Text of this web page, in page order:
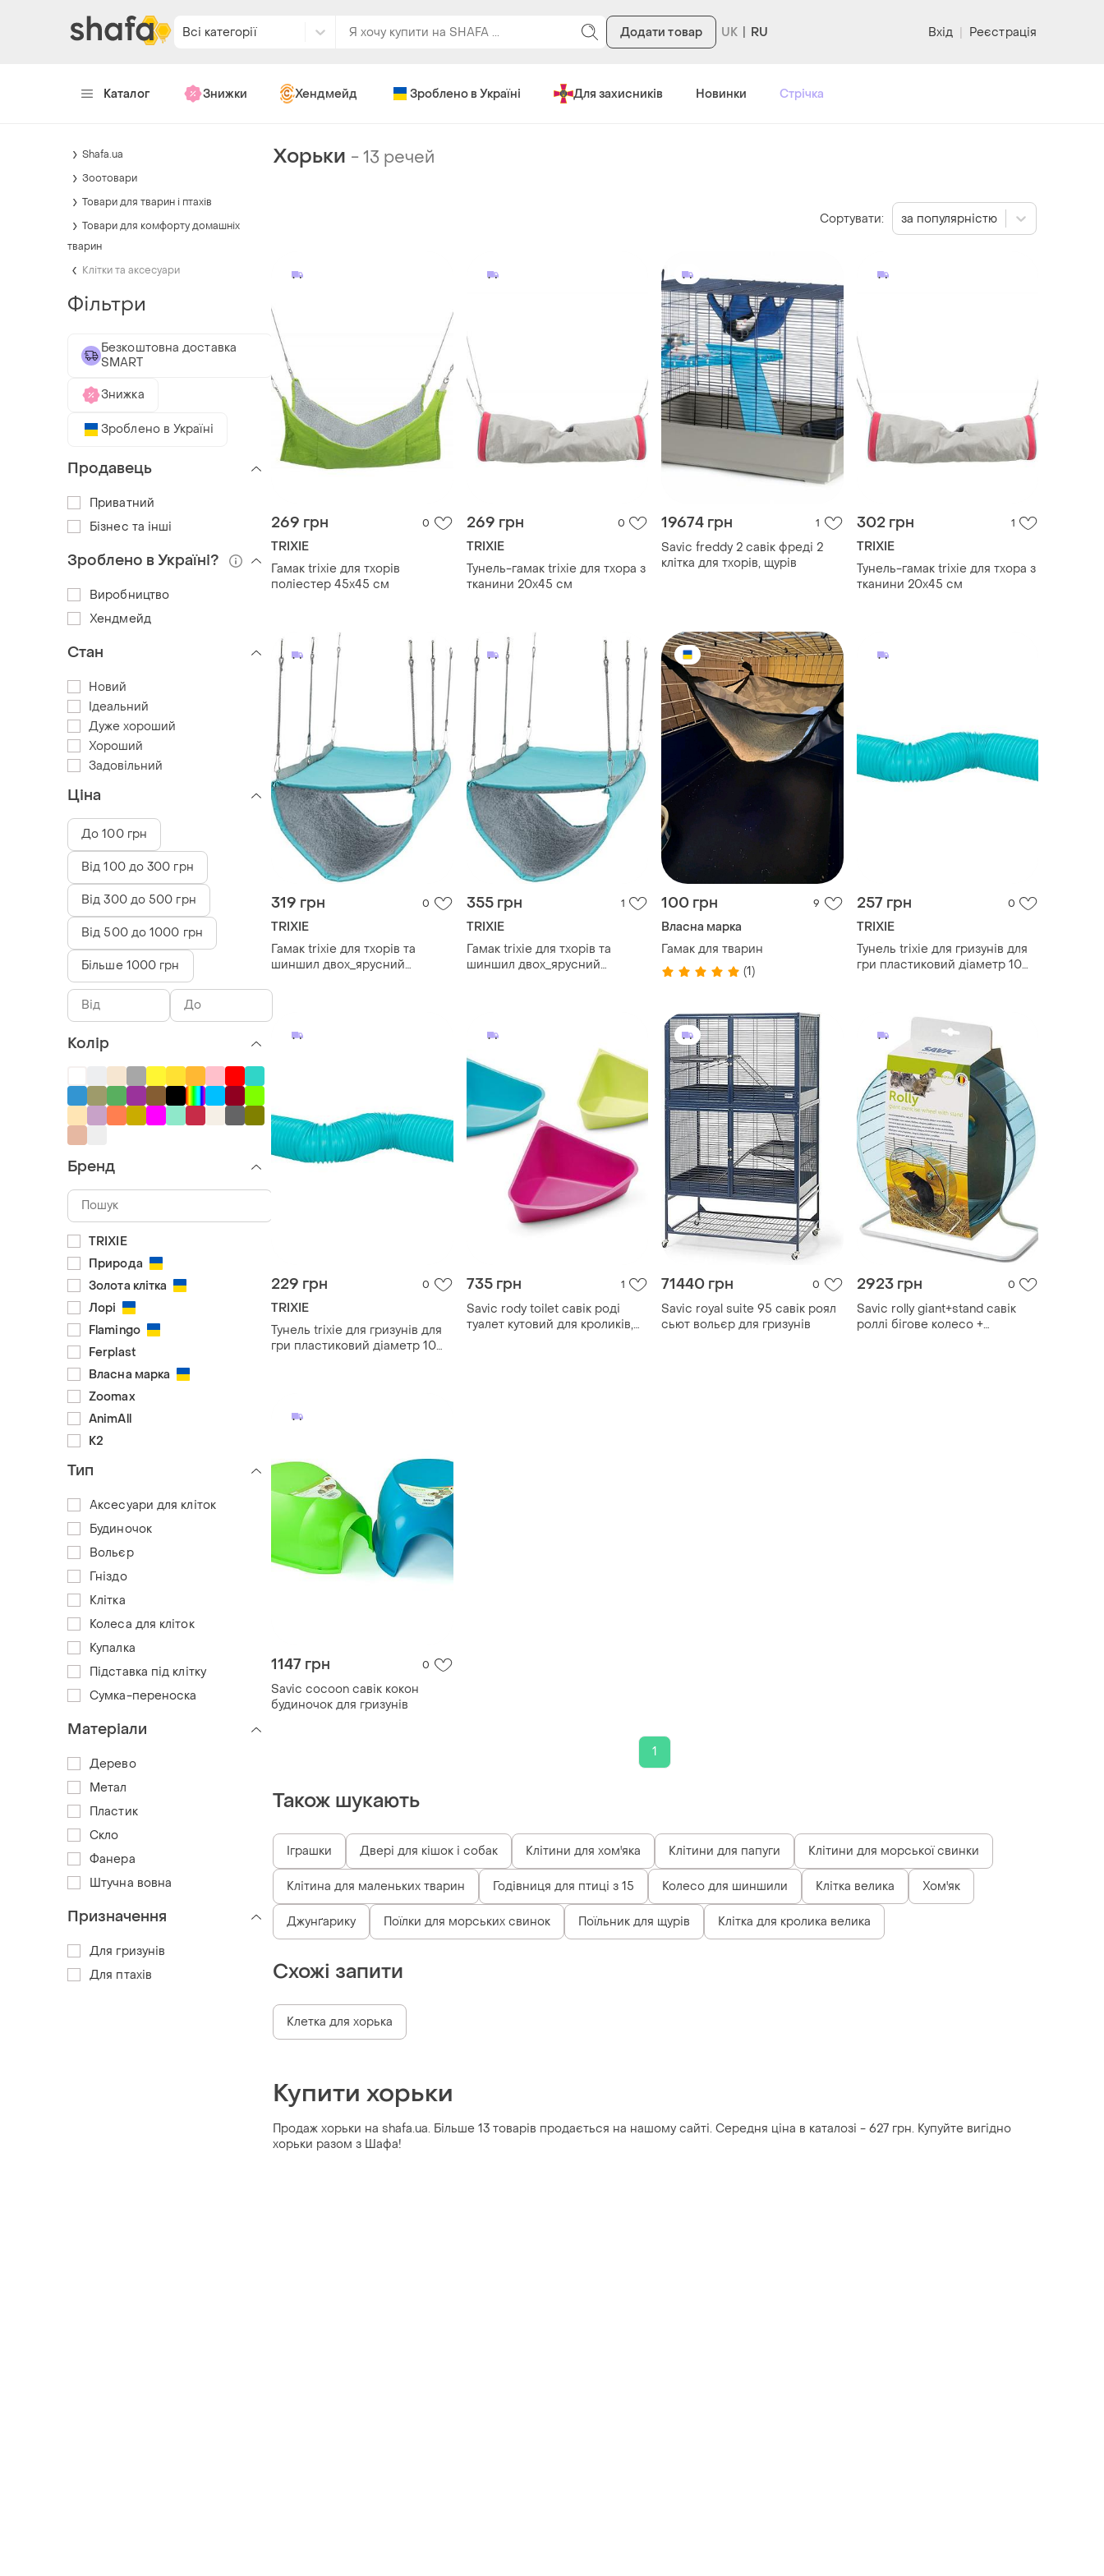
Всі категорії Додати товар RU Вхід | Реєстрація
Каталог Знижки Хендмейд Зроблено в Україні Для захисників Новинки Стрічка
Хорьки -13 речей
269 грн 0
TRIXIE
Гамак trixie для тхорів
поліестер 45х45 см
269 грн 0
TRIXIE
Тунель-гамак trixie для тхора з
тканини 20х45 см
19674 грн 1
Savic freddy 2 савік фреді 2
клітка для тхорів, щурів
302 грн 1
TRIXIE
Тунель-гамак trixie для тхора з
тканини 20х45 см
319 грн 0
TRIXIE
Гамак trixie для тхорів та
шиншил двох_ярусний
355 грн 1
TRIXIE
Гамак trixie для тхорів та
шиншил двох_ярусний
100 грн 9
Власна марка
Гамак для тварин
(1)
257 грн 0
TRIXIE
Тунель trixie для гризунів для
гри пластиковий діаметр 10
229 грн 0
TRIXIE
Тунель trixie для гризунів для
гри пластиковий діаметр 10
735 грн 1
Savic rody toilet савік роді
туалет кутовий для кроликів,
71440 грн 0
Savic royal suite 95 савік роял
сьют вольєр для гризунів
2923 грн 0
Savic rolly giant+stand савік
роллі бігове колесо +
1147 грн 0
Savic cocoon савік кокон
будиночок для гризунів
1
Також шукають
Іграшки Двері для кішок і собак Клітини для хом'яка Клітини для папуги Клітини для морської свинки
Клітина для маленьких тварин Годівниця для птиці з 15 Колесо для шиншили Клітка велика Хом'як
Джунґарику Поїлки для морських свинок Поїльник для щурів Клітка для кролика велика
Схожі запити
Клетка для хорька
Купити хорьки
Продаж хорьки на shafa.ua. Більше 13 товарів продається на нашому сайті. Середня ціна в каталозі - 627 грн. Купуйте вигідно
хорьки разом з Шафа!
Сортувати: за популярністю
Shafa.ua
Зоотовари
Товари для тварин і птахів
Товари для комфорту домашніх
тварин
Клітки та аксесуари
Фільтри
Безкоштовна доставка
SMART
Знижка
Зроблено в Україні
Продавець
Приватний
Бізнес та інші
Зроблено в Україні?
Виробництво
Хендмейд
Стан
Новий
Ідеальний
Дуже хороший
Хороший
Задовільний
Ціна
До 100 грн
Від 100 до 300 грн
Від 300 до 500 грн
Від 500 до 1000 грн
Більше 1000 грн
Колір
Бренд
TRIXIE
Природа
Золота клітка
Лорі
Flamingo
Ferplast
Власна марка
Zoomax
AnimAll
K2
Тип
Аксесуари для кліток
Будиночок
Вольєр
Гніздо
Клітка
Колеса для кліток
Купалка
Підставка під клітку
Сумка-переноска
Матеріали
Дерево
Метал
Пластик
Скло
Фанера
Штучна вовна
Призначення
Для гризунів
Для птахів